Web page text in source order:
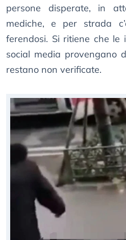
persone disperate, in
mediche, e per strada
ferendosi. Si ritiene che le
social media provengano
restano non verificate.